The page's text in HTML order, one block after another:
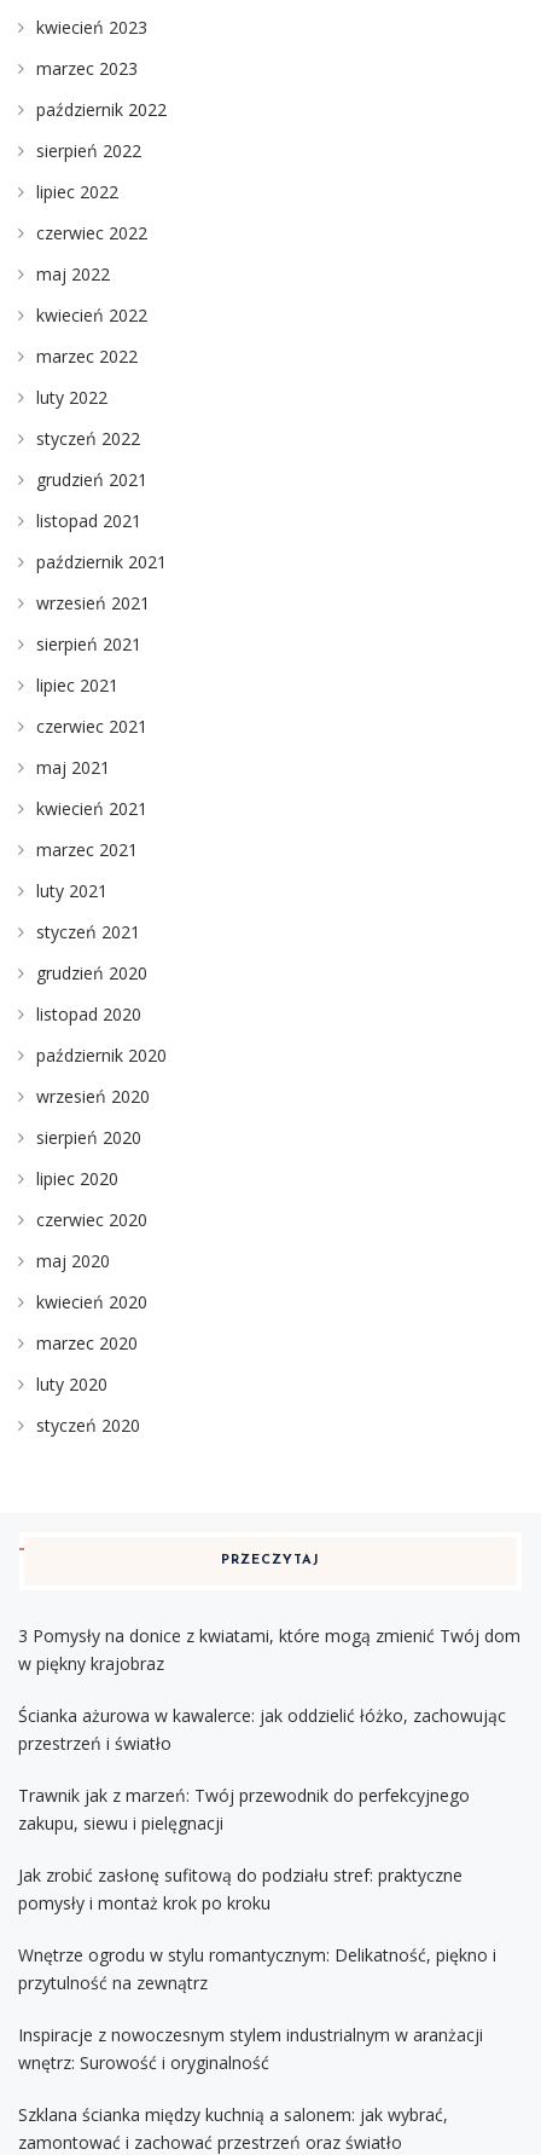
kwiecień 2023
marzec 2023
październik 2022
sierpień 2022
lipiec 2022
czerwiec 2022
maj 2022
kwiecień 2022
marzec 2022
luty 2022
styczeń 2022
grudzień 2021
listopad 2021
październik 2021
wrzesień 2021
sierpień 2021
lipiec 2021
czerwiec 2021
maj 2021
kwiecień 2021
marzec 2021
luty 2021
styczeń 2021
grudzień 2020
listopad 2020
październik 2020
wrzesień 2020
sierpień 2020
lipiec 2020
czerwiec 2020
maj 2020
kwiecień 2020
marzec 2020
luty 2020
styczeń 2020
PRZECZYTAJ
3 Pomysły na donice z kwiatami, które mogą zmienić Twój dom
w piękny krajobraz
Ścianka ażurowa w kawalerce: jak oddzielić łóżko, zachowując
przestrzeń i światło
Trawnik jak z marzeń: Twój przewodnik do perfekcyjnego
zakupu, siewu i pielęgnacji
Jak zrobić zasłonę sufitową do podziału stref: praktyczne
pomysły i montaż krok po kroku
Wnętrze ogrodu w stylu romantycznym: Delikatność, piękno i
przytulność na zewnątrz
Inspiracje z nowoczesnym stylem industrialnym w aranżacji
wnętrz: Surowość i oryginalność
Szklana ścianka między kuchnią a salonem: jak wybrać,
zamontować i zachować przestrzeń oraz światło